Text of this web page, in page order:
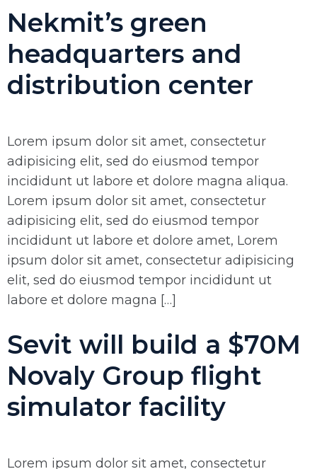
Nekmit’s green
headquarters and
distribution center
Lorem ipsum dolor sit amet, consectetur
adipisicing elit, sed do eiusmod tempor
incididunt ut labore et dolore magna aliqua.
Lorem ipsum dolor sit amet, consectetur
adipisicing elit, sed do eiusmod tempor
incididunt ut labore et dolore amet, Lorem
ipsum dolor sit amet, consectetur adipisicing
elit, sed do eiusmod tempor incididunt ut
labore et dolore magna […]
Sevit will build a $70M
Novaly Group flight
simulator facility
Lorem ipsum dolor sit amet, consectetur